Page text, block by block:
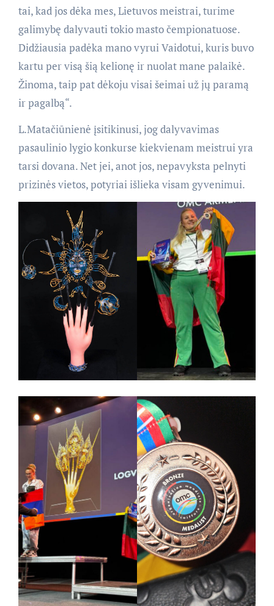
tai, kad jos dėka mes, Lietuvos meistrai, turime
galimybę dalyvauti tokio masto čempionatuose.
Didžiausia padėka mano vyrui Vaidotui, kuris buvo
kartu per visą šią kelionę ir nuolat mane palaikė.
Žinoma, taip pat dėkoju visai šeimai už jų paramą
ir pagalbą“.
L.Matačiūnienė įsitikinusi, jog dalyvavimas
pasaulinio lygio konkurse kiekvienam meistrui yra
tarsi dovana. Net jei, anot jos, nepavyksta pelnyti
prizinės vietos, potyriai išlieka visam gyvenimui.